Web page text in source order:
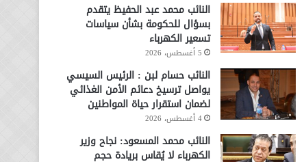
النائب محمد عبد الحفيظ يتقدم
بسؤال للحكومة بشأن سياسات
تسعير الكهرباء
5 أغسطس، 2026
النائب حسام لبن : الرئيس السيسي
يواصل ترسيخ دعائم الأمن الغذائي
لضمان استقرار حياة المواطنين
4 أغسطس، 2026
النائب محمد المسعود: نجاح وزير
الكهرباء لا يُقاس بريادة حجم